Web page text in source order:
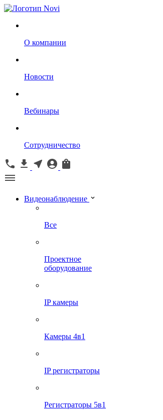
О компании
Новости
Вебинары
Сотрудничество
Видеонаблюдение
Все
Проектное
оборудование
IP камеры
Камеры 4в1
IP регистраторы
Регистраторы 5в1